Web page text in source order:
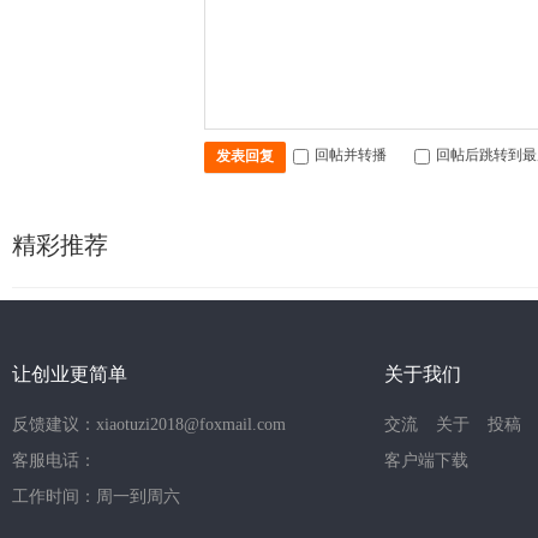
发表回复 回帖并转播 回帖后跳转到
精彩推荐
让创业更简单
反馈建议：xiaotuzi2018@foxmail.com
客服电话：
工作时间：周一到周六
关于我们
交流 关于
投稿
客户端下载